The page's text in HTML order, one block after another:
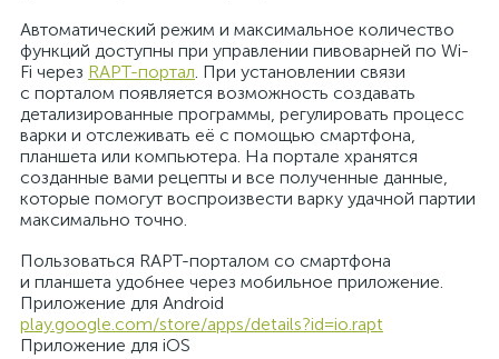
Автоматический режим и максимальное количество
функций доступны при управлении пивоварней по Wi-
Fi через RAPT-портал. При установлении связи
с порталом появляется возможность создавать
детализированные программы, регулировать процесс
варки и отслеживать её с помощью смартфона,
планшета или компьютера. На портале хранятся
созданные вами рецепты и все полученные данные,
которые помогут воспроизвести варку удачной партии
максимально точно.
Пользоваться RAPT-порталом со смартфона
и планшета удобнее через мобильное приложение.
Приложение для Android
play.google.com/store/apps/details?id=io.rapt
Приложение для iOS